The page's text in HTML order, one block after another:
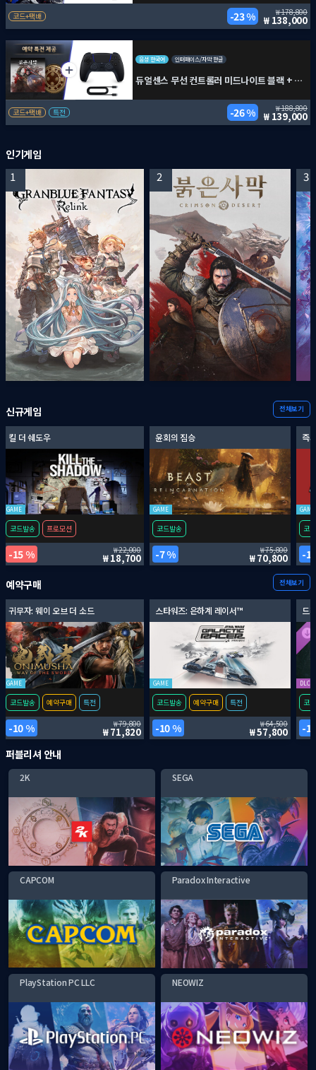
코드+택배 23 % 178,800
138,000
음성 한국어 인터페이스/자막 한글
듀얼센스 무선 컨트롤러 미드나이트 블랙 + PC용 USB 케이블 + 붉은사막
코드+택배 특전 26 % 188,800
139,000
인기게임
1 2 3
신규게임 전체보기
킬 더 쉐도우
GAME
코드발송 프로모션
15 % 22,000
18,700
윤회의 짐승
GAME
코드발송
7 % 75,800
70,800
즉
GAME
코
예약구매 전체보기
귀무자: 웨이 오브 더 소드
GAME
코드발송 예약구매 특전
10 % 79,800
71,820
스타워즈: 은하계 레이서™
GAME
코드발송 예약구매 특전
10 % 64,500
57,800
드
DLC
코
퍼블리셔 안내
2K SEGA
CAPCOM Paradox Interactive
PlayStation PC LLC NEOWIZ